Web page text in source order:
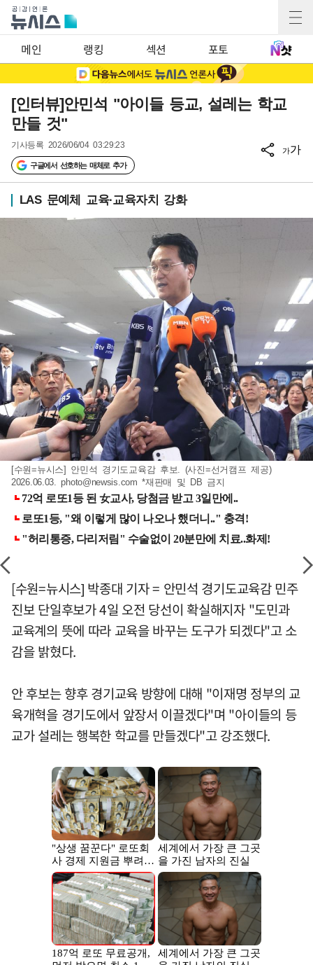
메인 랭킹 섹션 포토
[인터뷰]안민석 "아이들 등교, 설레는 학교
만들 것"
기사등록 2026/06/04 03:29:23
구글에서 선호하는 매체로 추가
가가
LAS 문예체 교육·교육자치 강화
[수원=뉴시스] 안민석 경기도교육감 후보. (사진=선거캠프 제공)
2026.06.03.photo@newsis.com *재판매 및 DB 금지
[수원=뉴시스] 박종대 기자 = 안민석 경기도교육감 민주
진보 단일후보가 4일 오전 당선이 확실해지자 "도민과
교육계의 뜻에 따라 교육을 바꾸는 도구가 되겠다"고 소
감을 밝혔다.
안 후보는 향후 경기교육 방향에 대해 "이재명 정부의 교
육개혁을 경기도에서 앞장서 이끌겠다"며 "아이들의 등
교가 설레는 행복한 학교를 만들겠다"고 강조했다.